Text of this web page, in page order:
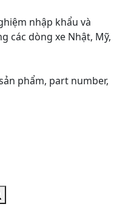
nhập khẩu và
các dòng xe Nhật, Mỹ,
phẩm, part number,